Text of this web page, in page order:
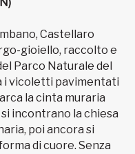
Castellaro
gioiello, raccolto e
Parco Naturale del
i vicoletti pavimentati
la cinta muraria
incontrano la chiesa
poi ancora si
di cuore. Senza